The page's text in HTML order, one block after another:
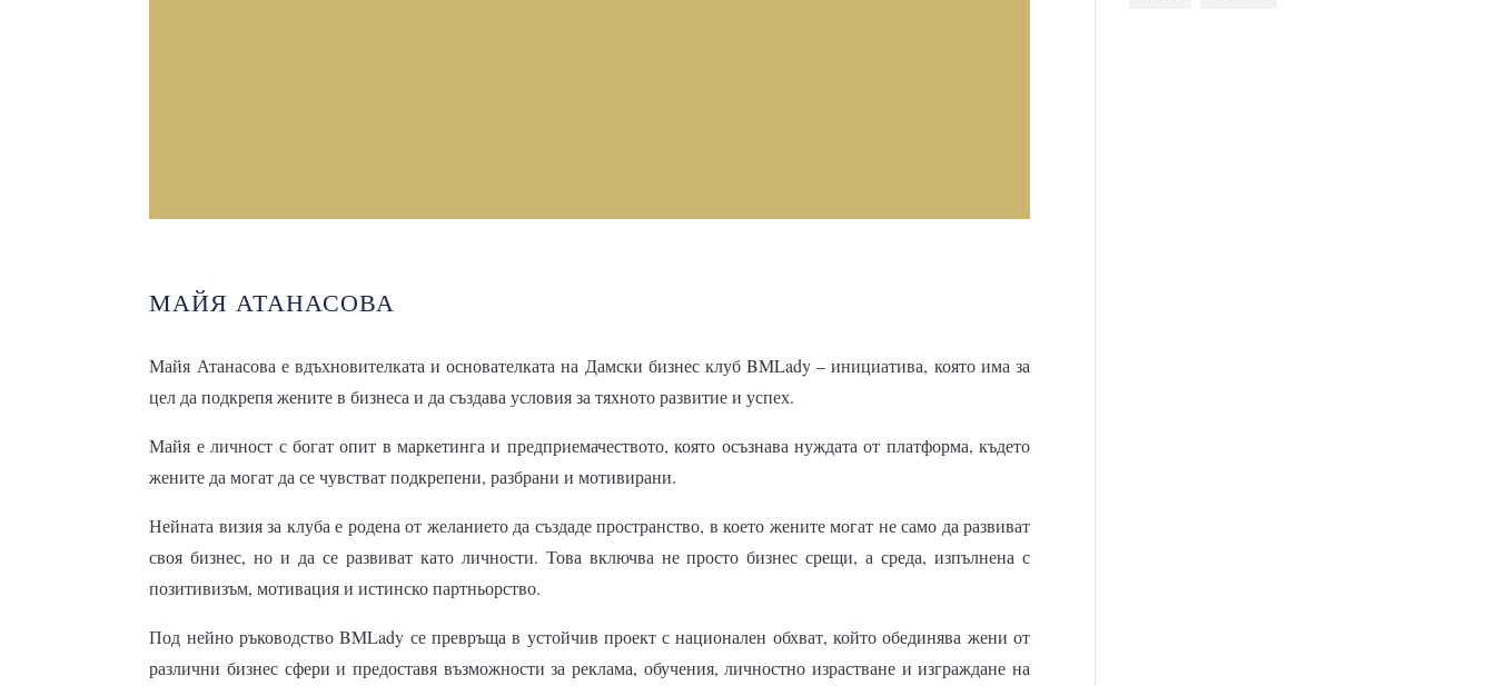
МАЙЯ АТАНАСОВА
Майя Атанасова е вдъхновителката и основателката на Дамски бизнес клуб BMLady – инициатива, която има за
цел да подкрепя жените в бизнеса и да създава условия за тяхното развитие и успех.
Майя е личност с богат опит в маркетинга и предприемачеството, която осъзнава нуждата от платформа, където
жените да могат да се чувстват подкрепени, разбрани и мотивирани.
Нейната визия за клуба е родена от желанието да създаде пространство, в което жените могат не само да развиват
своя бизнес, но и да се развиват като личности. Това включва не просто бизнес срещи, а среда, изпълнена с
позитивизъм, мотивация и истинско партньорство.
Под нейно ръководство BMLady се превръща в устойчив проект с национален обхват, който обединява жени от
различни бизнес сфери и предоставя възможности за реклама, обучения, личностно израстване и изграждане на